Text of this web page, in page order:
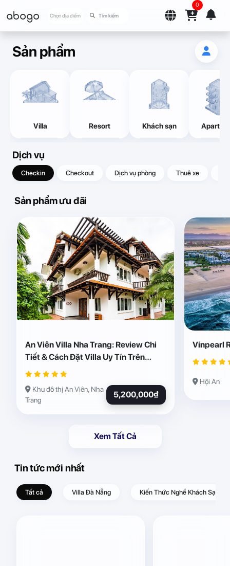
abogo Chọn địa điểm
0
Sản phẩm
Villa Resort Khách sạn
Dịch vụ
Checkin Checkout Dịch vụ phòng Thuê xe
Sản phẩm ưu đãi
An Viên Villa Nha Trang: Review Chi
Tiết & Cách Đặt Villa Uy Tín Trên
Abogo
Khu đô thị An Viên, Nha
Trang
5,200,000₫
Vinpearl
Hội An
Xem Tất Cả
Tin tức mới nhất
Tất cả Villa Đà Nẵng Kiến Thức Nghề Khách Sạn –